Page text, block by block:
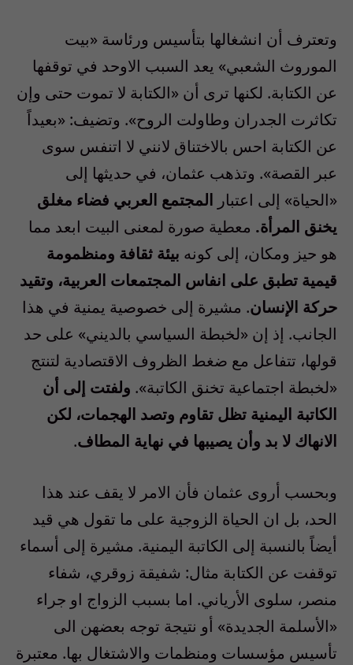
وتعترف أن انشغالها بتأسيس ورئاسة «بيت
الموروث الشعبي» يعد السبب الاوحد في توقفها
عن الكتابة. لكنها ترى أن «الكتابة لا تموت حتى وإن
تكاثرت الجدران وطاولت الروح». وتضيف: «بعيداً
عن الكتابة احس بالاختناق لانني لا اتنفس سوى
عبر القصة». وتذهب عثمان، في حديثها إلى
«الحياة» إلى اعتبار المجتمع العربي فضاء مغلق
يخنق المرأة. معطية صورة لمعنى البيت ابعد مما
هو حيز ومكان، إلى كونه بيئة ثقافة ومنظمومة
قيمية تطبق على انفاس المجتمعات العربية، وتقيد
حركة الإنسان. مشيرة إلى خصوصية يمنية في هذا
الجانب. إذ إن «لخبطة السياسي بالديني» على حد
قولها، تتفاعل مع ضغط الظروف الاقتصادية لتنتج
«لخبطة اجتماعية تخنق الكاتبة». ولفتت إلى أن
الكاتبة اليمنية تظل تقاوم وتصد الهجمات، لكن
الانهاك لا بد وأن يصيبها في نهاية المطاف.
وبحسب أروى عثمان فأن الامر لا يقف عند هذا
الحد، بل ان الحياة الزوجية على ما تقول هي قيد
أيضاً بالنسبة إلى الكاتبة اليمنية. مشيرة إلى أسماء
توقفت عن الكتابة مثال: شفيقة زوقري، شفاء
منصر، سلوى الأرياني. اما بسبب الزواج او جراء
«الأسلمة الجديدة» أو نتيجة توجه بعضهن الى
تأسيس مؤسسات ومنظمات والاشتغال بها. معتبرة